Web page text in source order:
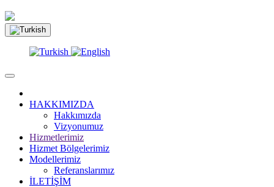
HAKKIMIZDA
Hakkımızda
Vizyonumuz
Hizmetlerimiz
Hizmet Bölgelerimiz
Modellerimiz
Referanslarımız
İLETİŞİM